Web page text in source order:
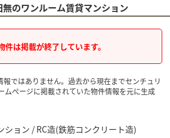
無のワンルーム賃貸マンション
件は掲載が終了しています。
ではありません。過去から現在までセンチュリ
ムぺージに掲載されていた物件情報を元に生成
ション / RC造(鉄筋コンクリート造)